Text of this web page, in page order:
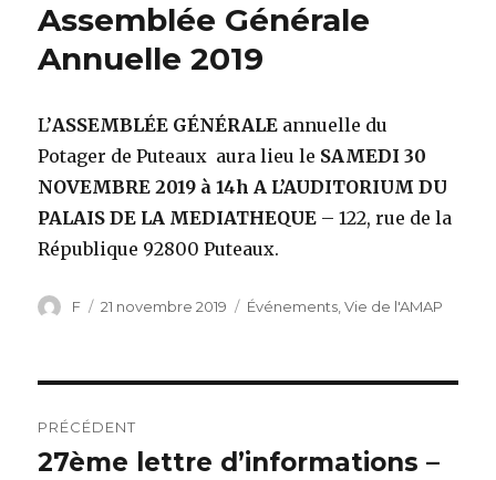
Assemblée Générale
Annuelle 2019
L’ASSEMBLÉE GÉNÉRALE annuelle du
Potager de Puteaux aura lieu le SAMEDI 30
NOVEMBRE 2019 à 14h A L’AUDITORIUM DU
PALAIS DE LA MEDIATHEQUE – 122, rue de la
République 92800 Puteaux.
Auteur
F
Publié
21 novembre 2019 Catégories
Événements ,Vie de l'AMAP
de
PRÉCÉDENT
Article
27ème lettre d’informations –